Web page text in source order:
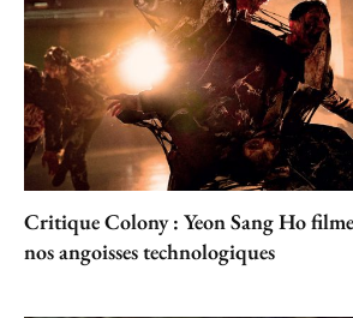
Critique Colony : Yeon Sang Ho
nos angoisses technologiques